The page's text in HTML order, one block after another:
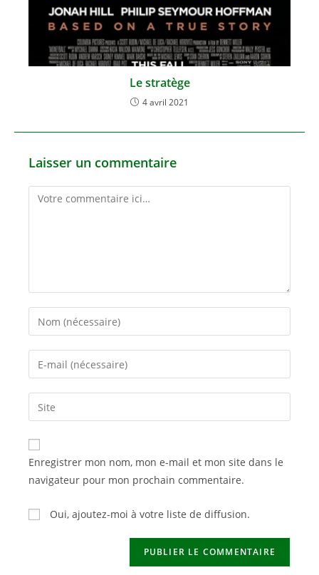
Le stratège
4 avril 2021
Laisser un commentaire
Comment
Enter
your
name
comment
Enter
your
email
address
comment
Saisir
l’URL
de
votre
(facultatif)
Enregistrer mon nom, mon e-mail et mon site dans le
navigateur pour mon prochain commentaire.
Oui, ajoutez-moi à votre liste de diffusion.